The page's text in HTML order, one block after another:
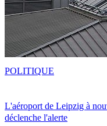
L'aéroport de Leipzig à
déclenche l'alerte
POLITIQUE